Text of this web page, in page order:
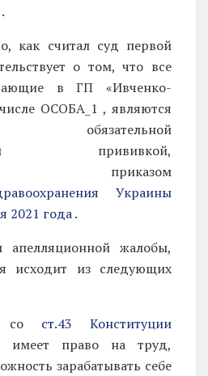
.
как считал суд первой
о том, что все
в ГП «Ивченко-
ОСОБА_1 , являются
обязательной
прививкой,
приказом
Украины
2021 года.
жалобы,
исходит из следующих
со ст.43 Конституции
имеет право на труд,
зарабатывать себе